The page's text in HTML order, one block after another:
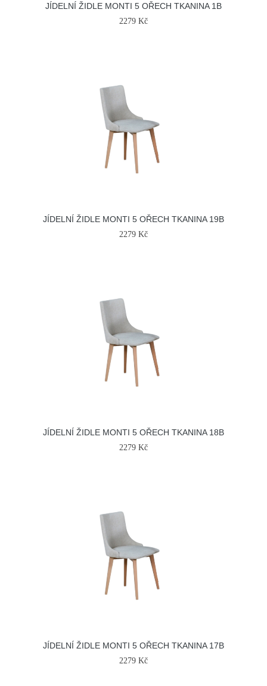
JÍDELNÍ ŽIDLE MONTI 5 OŘECH TKANINA 1B
2279 Kč
JÍDELNÍ ŽIDLE MONTI 5 OŘECH TKANINA 19B
2279 Kč
JÍDELNÍ ŽIDLE MONTI 5 OŘECH TKANINA 18B
2279 Kč
JÍDELNÍ ŽIDLE MONTI 5 OŘECH TKANINA 17B
2279 Kč